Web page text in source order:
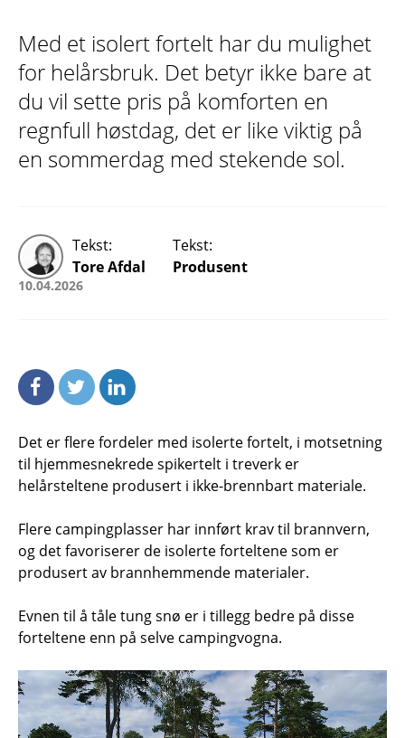
Med et isolert fortelt har du mulighet
for helårsbruk. Det betyr ikke bare at
du vil sette pris på komforten en
regnfull høstdag, det er like viktig på
en sommerdag med stekende sol.
Tekst:
Tore Afdal
Tekst:
Produsent
10.04.2026
Det er flere fordeler med isolerte fortelt, i motsetning
til hjemmesnekrede spikertelt i treverk er
helårsteltene produsert i ikke-brennbart materiale.
Flere campingplasser har innført krav til brannvern,
og det favoriserer de isolerte forteltene som er
produsert av brannhemmende materialer.
Evnen til å tåle tung snø er i tillegg bedre på disse
forteltene enn på selve campingvogna.